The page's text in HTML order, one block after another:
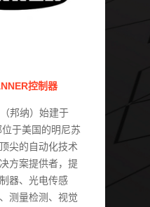
控制器
邦纳）始建于
于美国的明尼苏
尖的自动化技术
方案提供者，提
器、光电传感
测量检测、视觉